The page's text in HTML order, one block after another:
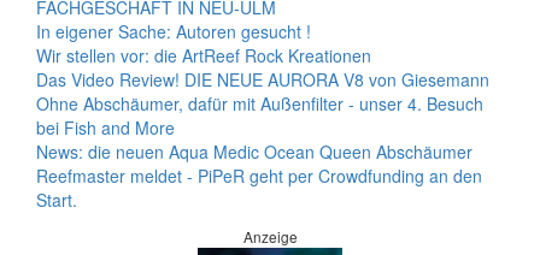
FACHGESCHÄFT IN NEU-ULM
In eigener Sache: Autoren gesucht !
Wir stellen vor: die ArtReef Rock Kreationen
Das Video Review! DIE NEUE AURORA V8 von Giesemann
Ohne Abschäumer, dafür mit Außenfilter - unser 4. Besuch
bei Fish and More
News: die neuen Aqua Medic Ocean Queen Abschäumer
Reefmaster meldet - PiPeR geht per Crowdfunding an den
Start.
Anzeige